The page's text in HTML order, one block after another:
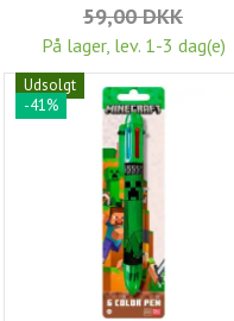
59,00 DKK
På lager, lev. 1-3 dag(e)
Udsolgt
-41%